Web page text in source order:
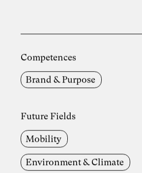
Competences
Brand & Purpose
Future Fields
Mobility
Environment & Climate